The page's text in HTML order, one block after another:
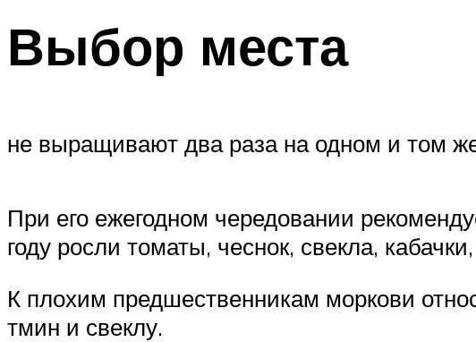
Выбор места
не выращивают два раза на одном и том
При его ежегодном чередовании
году росли томаты, чеснок, свекла,
К плохим предшественникам моркови
тмин и свеклу.